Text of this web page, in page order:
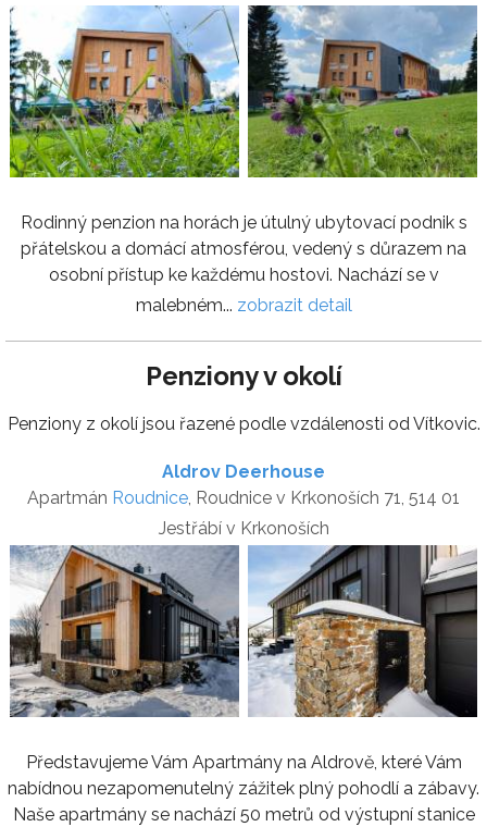
Rodinný penzion na horách je útulný ubytovací podnik s
přátelskou a domácí atmosférou, vedený s důrazem na
osobní přístup ke každému hostovi. Nachází se v
malebném... zobrazit detail
Penziony v okolí
Penziony z okolí jsou řazené podle vzdálenosti od Vítkovic.
Aldrov Deerhouse
Apartmán Roudnice , Roudnice v Krkonoších 71, 514 01
Jestřábí v Krkonoších
Představujeme Vám Apartmány na Aldrově, které Vám
nabídnou nezapomenutelný zážitek plný pohodlí a zábavy.
Naše apartmány se nachází 50 metrů od výstupní stanice